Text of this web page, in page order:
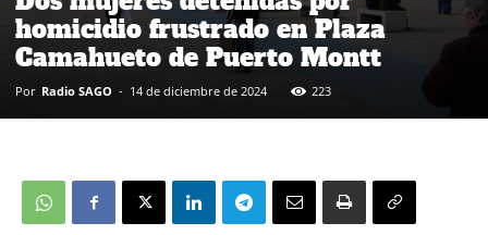
homicidio frustrado en Plaza
Camahueto de Puerto Montt
Por Radio SAGO - 14 de diciembre de 2024 223